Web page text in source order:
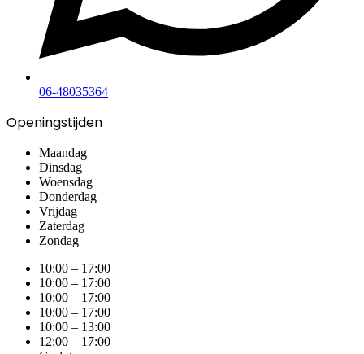
06-48035364
Openingstijden
Maandag
Dinsdag
Woensdag
Donderdag
Vrijdag
Zaterdag
Zondag
10:00 – 17:00
10:00 – 17:00
10:00 – 17:00
10:00 – 17:00
10:00 – 13:00
12:00 – 17:00